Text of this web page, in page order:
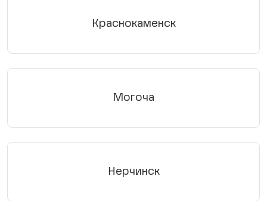
Краснокаменск
Могоча
Нерчинск